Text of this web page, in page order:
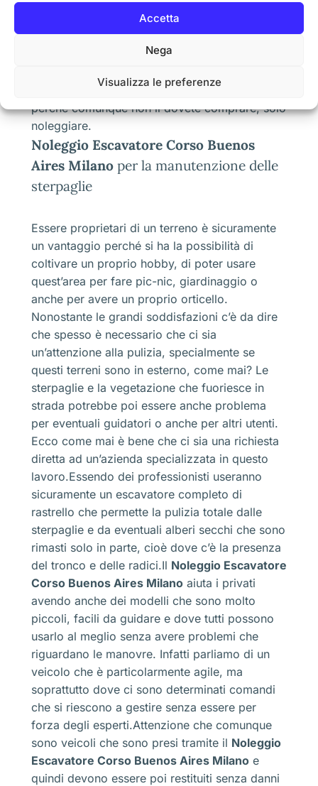
Accetta
Nega
Visualizza le preferenze
innovazioni del mercato.I vantaggi di usare
questoNoleggio Escavatore Corso Buenos
con determinate e diverse
convenienti, ma soprattutto un risparmio sicuro
perché comunque non li dovete comprare, solo
noleggiare.
Noleggio Escavatore Corso Buenos
Aires Milano per la manutenzione delle
sterpaglie
Essere proprietari di un terreno è sicuramente
un vantaggio perché si ha la possibilità di
coltivare un proprio hobby, di poter usare
quest’area per fare pic-nic, giardinaggio o
anche per avere un proprio orticello.
Nonostante le grandi soddisfazioni c’è da dire
che spesso è necessario che ci sia
un’attenzione alla pulizia, specialmente se
questi terreni sono in esterno, come mai? Le
sterpaglie e la vegetazione che fuoriesce in
strada potrebbe poi essere anche problema
per eventuali guidatori o anche per altri utenti.
Ecco come mai è bene che ci sia una richiesta
diretta ad un’azienda specializzata in questo
lavoro.Essendo dei professionisti useranno
sicuramente un escavatore completo di
rastrello che permette la pulizia totale dalle
sterpaglie e da eventuali alberi secchi che sono
rimasti solo in parte, cioè dove c’è la presenza
del tronco e delle radici.Il Noleggio Escavatore
Corso Buenos Aires Milano aiuta i privati
avendo anche dei modelli che sono molto
piccoli, facili da guidare e dove tutti possono
usarlo al meglio senza avere problemi che
riguardano le manovre. Infatti parliamo di un
veicolo che è particolarmente agile, ma
soprattutto dove ci sono determinati comandi
che si riescono a gestire senza essere per
forza degli esperti.Attenzione che comunque
sono veicoli che sono presi tramite il Noleggio
Escavatore Corso Buenos Aires Milano e
quindi devono essere poi restituiti senza danni